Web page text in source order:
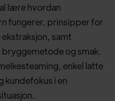
lære hvordan
fungerer, prinsipper for
samt
og smak.
enkel latte
kundefokus i en